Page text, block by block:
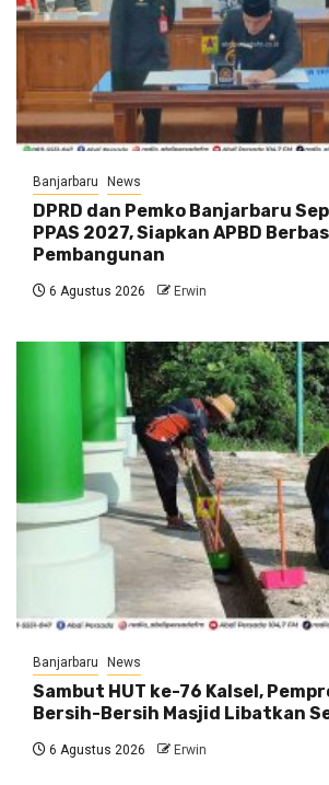
Banjarbaru News
DPRD dan Pemko Banjarbaru
PPAS 2027, Siapkan APBD
Pembangunan
6 Agustus 2026 Erwin
Banjarbaru News
Sambut HUT ke-76 Kalsel,
Bersih-Bersih Masjid Libatkan
6 Agustus 2026 Erwin